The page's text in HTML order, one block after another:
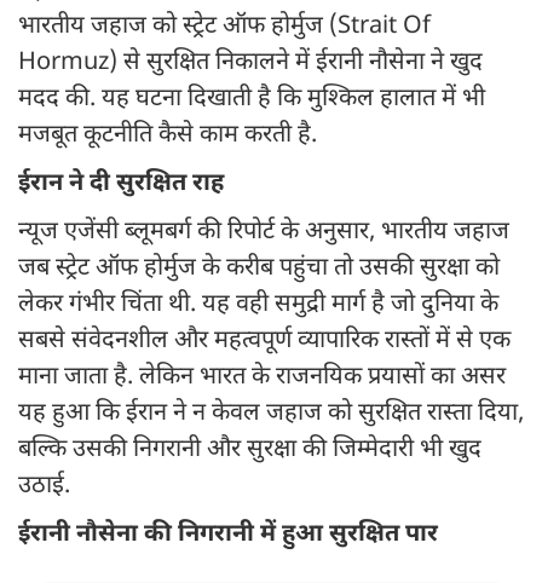
भारतीय जहाज को स्ट्रेट ऑफ होर्मुज (Strait Of
Hormuz) से सुरक्षित निकालने में ईरानी नौसेना ने खुद
मदद की. यह घटना दिखाती है कि मुश्किल हालात में भी
मजबूत कूटनीति कैसे काम करती है.
ईरान ने दी सुरक्षित राह
न्यूज एजेंसी ब्लूमबर्ग की रिपोर्ट के अनुसार, भारतीय जहाज
जब स्ट्रेट ऑफ होर्मुज के करीब पहुंचा तो उसकी सुरक्षा को
लेकर गंभीर चिंता थी. यह वही समुद्री मार्ग है जो दुनिया के
सबसे संवेदनशील और महत्वपूर्ण व्यापारिक रास्तों में से एक
माना जाता है. लेकिन भारत के राजनयिक प्रयासों का असर
यह हुआ कि ईरान ने न केवल जहाज को सुरक्षित रास्ता दिया,
बल्कि उसकी निगरानी और सुरक्षा की जिम्मेदारी भी खुद
उठाई.
ईरानी नौसेना की निगरानी में हुआ सुरक्षित पार